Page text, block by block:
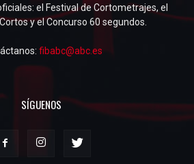
el Festival de Cortometrajes, el
y el Concurso 60 segundos.
fibabc@abc.es
SÍGUENOS